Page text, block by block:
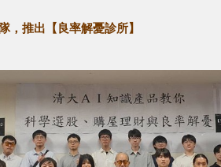
，推出【良率解憂診所】